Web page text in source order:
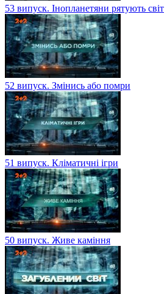
53 випуск. Інопланетяни рятують світ
52 випуск. Змінись або помри
51 випуск. Кліматичні ігри
50 випуск. Живе каміння